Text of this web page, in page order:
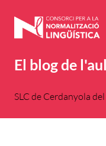
El blog de
SLC de Cerdanyola